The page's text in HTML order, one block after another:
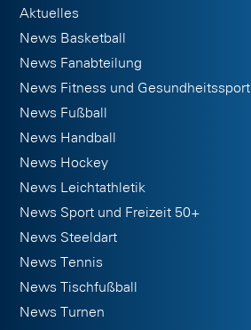
Aktuelles
News Basketball
News Fanabteilung
News Fitness und Gesundheitssport
News Fußball
News Handball
News Hockey
News Leichtathletik
News Sport und Freizeit 50+
News Steeldart
News Tennis
News Tischfußball
News Turnen